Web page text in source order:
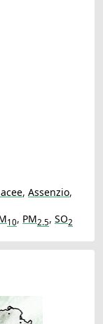
, Assenzio,
10, PM2.5, SO2